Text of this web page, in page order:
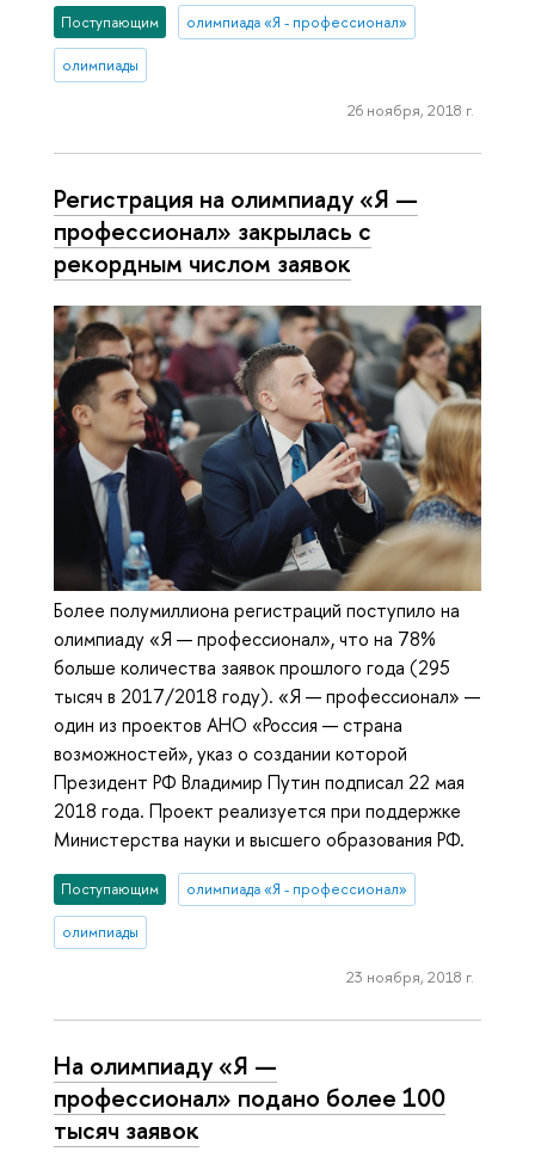
Поступающим олимпиада «Я - профессионал»
олимпиады
26 ноября, 2018 г.
Регистрация на олимпиаду «Я —
профессионал» закрылась с
рекордным числом заявок
Более полумиллиона регистраций поступило на
олимпиаду «Я — профессионал», что на 78%
больше количества заявок прошлого года (295
тысяч в 2017/2018 году). «Я — профессионал» —
один из проектов АНО «Россия — страна
возможностей», указ о создании которой
Президент РФ Владимир Путин подписал 22 мая
2018 года. Проект реализуется при поддержке
Министерства науки и высшего образования РФ.
Поступающим олимпиада «Я - профессионал»
олимпиады
23 ноября, 2018 г.
На олимпиаду «Я —
профессионал» подано более 100
тысяч заявок